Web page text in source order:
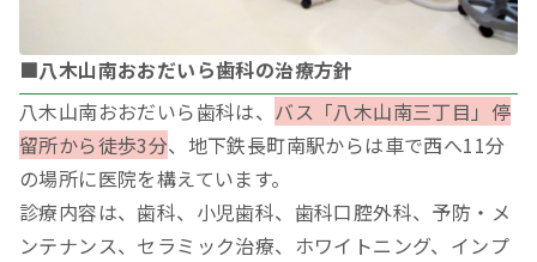
■八木山南おおだいら歯科の治療方針
八木山南おおだいら歯科は、 バス「八木山南三丁目」停
留所から徒歩3分、地下鉄長町南駅からは車で西へ11分
の場所に医院を構えています。
診療内容は、歯科、小児歯科、歯科口腔外科、予防・メ
ンテナンス、セラミック治療、ホワイトニング、インプ